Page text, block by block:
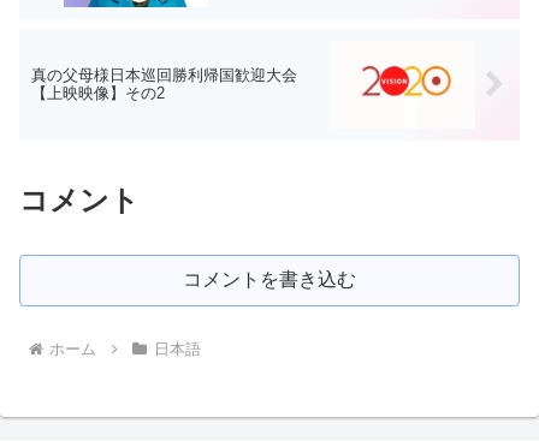
真の父母様日本巡回勝利帰国歓迎大会
【上映映像】その2
コメント
コメントを書き込む
ホーム 日本語